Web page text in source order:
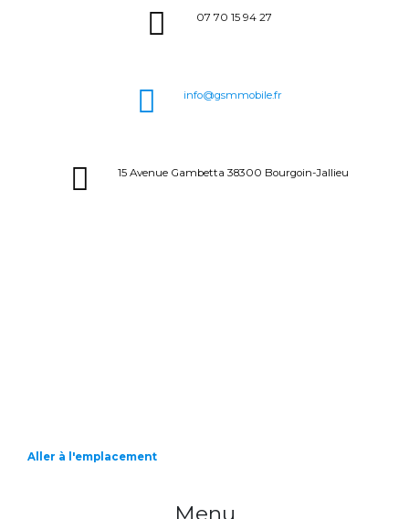
07 70 15 94 27
info@gsmmobile.fr
15 Avenue Gambetta 38300 Bourgoin-Jallieu
Aller à l'emplacement
Menu